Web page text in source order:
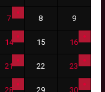
7 8 9
14 15 16
21 22 23
28 29 30